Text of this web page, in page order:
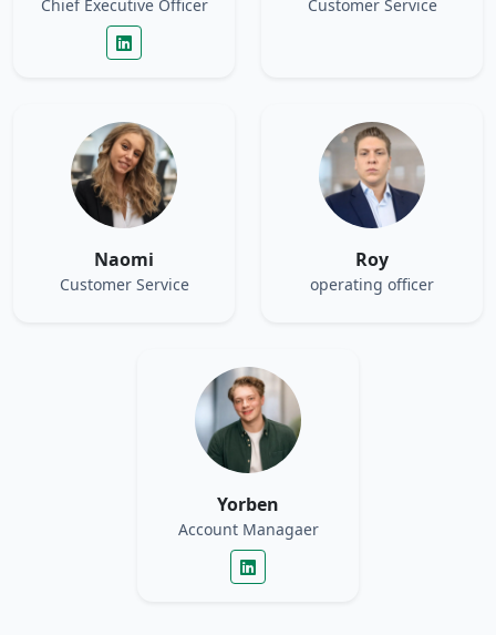
Chief Executive Officer Customer Service
Naomi
Customer Service
Roy
operating officer
Yorben
Account Managaer